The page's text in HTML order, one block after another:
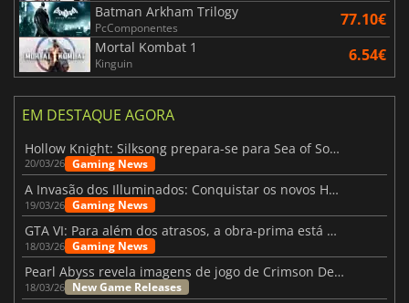
Batman Arkham Trilogy
PcComponentes 77.10€
Mortal Kombat 1
Kinguin 6.54€
EM DESTAQUE AGORA
Hollow Knight: Silksong prepara-se para Sea of Sorrow com um patch
20/03/26 Gaming News
A Invasão dos Illuminados: Conquistar os novos Helldivers 2 Atualização!
19/03/26 Gaming News
GTA VI: Para além dos atrasos, a obra-prima está quase a chegar
18/03/26 Gaming News
Pearl Abyss revela imagens de jogo de Crimson Desert para a PS5
18/03/26 New Game Releases